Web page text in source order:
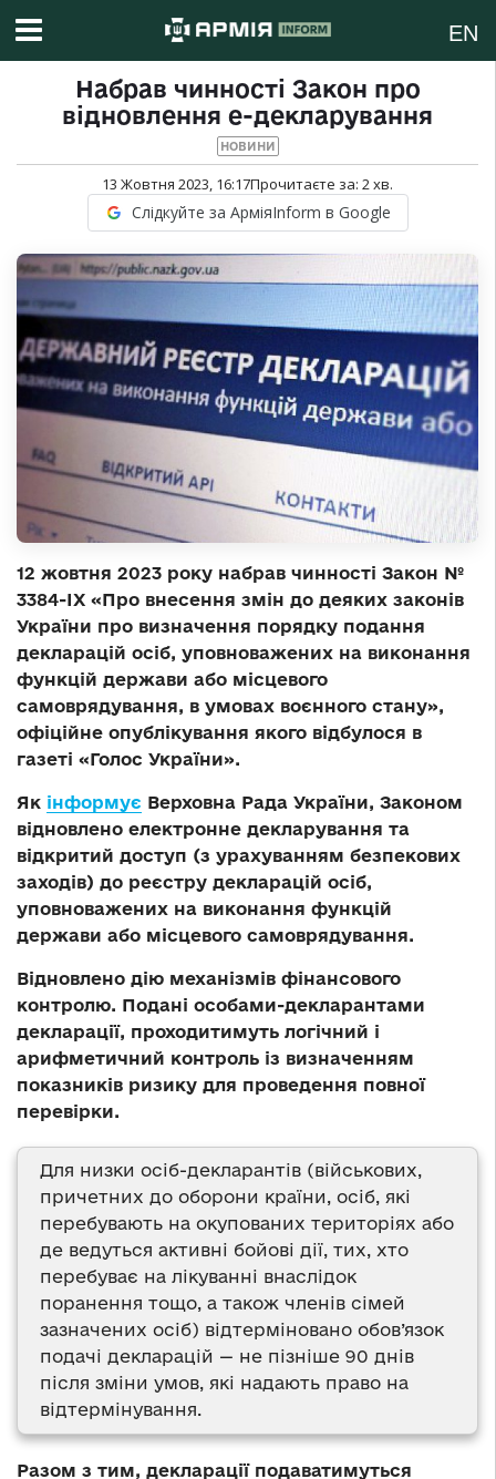
EN
Набрав чинності Закон про
відновлення е-декларування
НОВИНИ
13 Жовтня 2023, 16:17Прочитаєте за: 2хв.
Слідкуйте за АрміяInform в Google
12 жовтня 2023 року набрав чинності Закон №
3384-ІХ «Про внесення змін до деяких законів
України про визначення порядку подання
декларацій осіб, уповноважених на виконання
функцій держави або місцевого
самоврядування, в умовах воєнного стану»,
офіційне опублікування якого відбулося в
газеті «Голос України».
Як інформує Верховна Рада України, Законом
відновлено електронне декларування та
відкритий доступ (з урахуванням безпекових
заходів) до реєстру декларацій осіб,
уповноважених на виконання функцій
держави або місцевого самоврядування.
Відновлено дію механізмів фінансового
контролю. Подані особами-декларантами
декларації, проходитимуть логічний і
арифметичний контроль із визначенням
показників ризику для проведення повної
перевірки.
Для низки осіб-декларантів (військових,
причетних до оборони країни, осіб, які
перебувають на окупованих територіях або
де ведуться активні бойові дії, тих, хто
перебуває на лікуванні внаслідок
поранення тощо, а також членів сімей
зазначених осіб) відтерміновано обов’язок
подачі декларацій — не пізніше 90 днів
після зміни умов, які надають право на
відтермінування.
Разом з тим, декларації подаватимуться